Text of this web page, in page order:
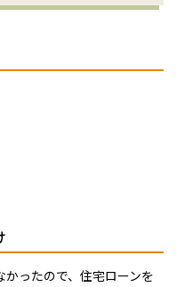
ったので、住宅ローンを